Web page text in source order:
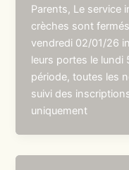
Parents, Le service
crèches sont
vendredi 02/01/26
leurs portes le
période, toutes les
suivi des
uniquement